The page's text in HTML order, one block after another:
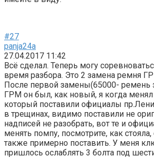
#27
panja24a
27.04.2017 11:42
Всё сделал. Теперь могу
время разбора. Это 2 замена ремня
После первой замены(65000- ремень
ГРМ он был, как новый, я когда менял
который поставили официалы
в трещинах, видимо поставили не
надписей не разобрать, вот те и
менять помпу, посмотрите, как стояла,
также примерно поставить. У меня
пришлось ослаблять 3 болта под